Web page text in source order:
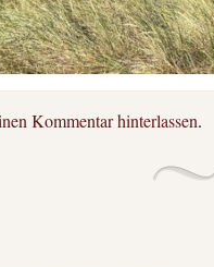
Kommentar hinterlassen.